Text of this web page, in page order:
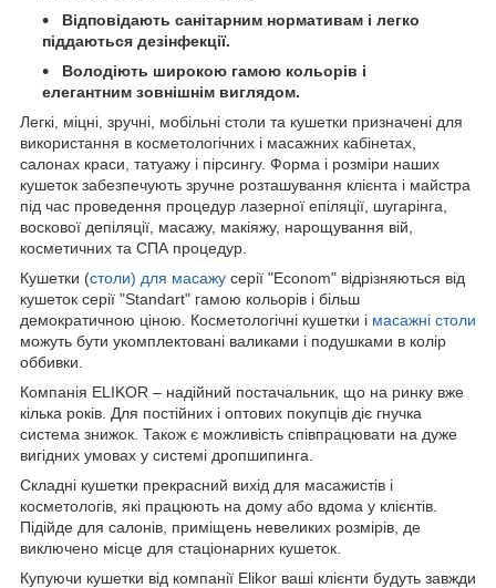
Відповідають санітарним нормативам і легко
піддаються дезінфекції.
Володіють широкою гамою кольорів і
елегантним зовнішнім виглядом.
Легкі, міцні, зручні, мобільні столи та кушетки призначені для
використання в косметологічних і масажних кабінетах,
салонах краси, татуажу і пірсингу. Форма і розміри наших
кушеток забезпечують зручне розташування клієнта і майстра
під час проведення процедур лазерної епіляції, шугарінга,
воскової депіляції, масажу, макіяжу, нарощування вій,
косметичних та СПА процедур.
Кушетки (столи) для масажу серії "Econom" відрізняються від
кушеток серії "Standart" гамою кольорів і більш
демократичною ціною. Косметологічні кушетки і масажні столи
можуть бути укомплектовані валиками і подушками в колір
оббивки.
Компанія ELIKOR – надійний постачальник, що на ринку вже
кілька років. Для постійних і оптових покупців діє гнучка
система знижок. Також є можливість співпрацювати на дуже
вигідних умовах у системі дропшипинга.
Складні кушетки прекрасний вихід для масажистів і
косметологів, які працюють на дому або вдома у клієнтів.
Підійде для салонів, приміщень невеликих розмірів, де
виключено місце для стаціонарних кушеток.
Купуючи кушетки від компанії Elikor ваші клієнти будуть завжди